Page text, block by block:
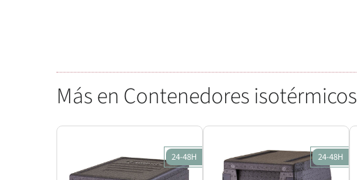
Más en Contenedores isotérmicos
24-48H 24-48H